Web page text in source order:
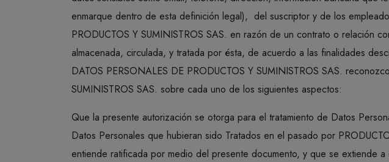
enmarque dentro de esta definición legal), del suscriptor y de los
PRODUCTOS Y SUMINISTROS SAS. en razón de un contrato o relación
almacenada, circulada, y tratada por ésta, de acuerdo a las finalidades
DATOS PERSONALES DE PRODUCTOS Y SUMINISTROS SAS.
SUMINISTROS SAS. sobre cada uno de los siguientes aspectos:
Que la presente autorización se otorga para el tratamiento de Datos
Datos Personales que hubieran sido Tratados en el pasado por
entiende ratificada por medio del presente documento, y que se extiende